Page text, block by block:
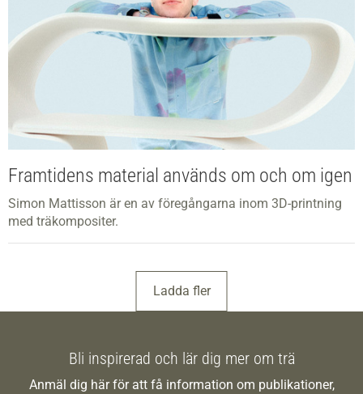
Framtidens material används om och om igen
Simon Mattisson är en av föregångarna inom 3D-printning
med träkompositer.
Ladda fler
Bli inspirerad och lär dig mer om trä
Anmäl dig här för att få information om publikationer,